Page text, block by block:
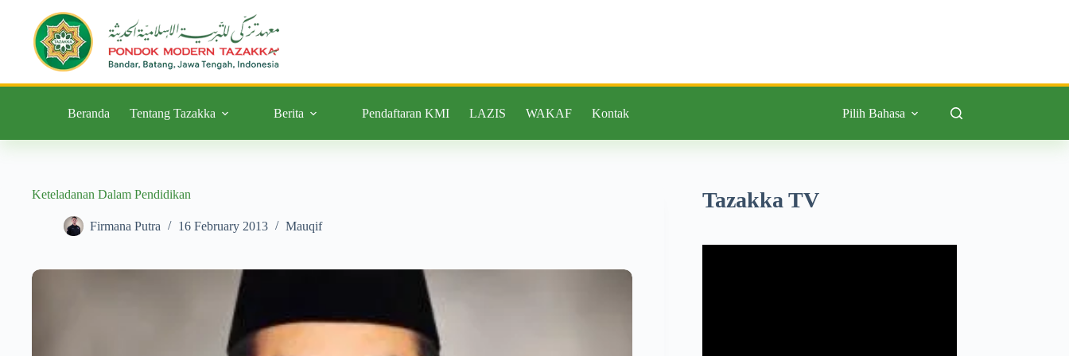
Beranda Tentang Tazakka Berita Pendaftaran KMI LAZIS WAKAF Kontak Pilih Bahasa
Keteladanan Dalam Pendidikan
Firmana Putra 16 February 2013 Mauqif
Tazakka TV